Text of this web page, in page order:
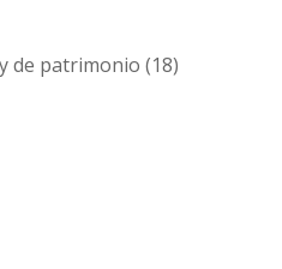
de patrimonio (18)